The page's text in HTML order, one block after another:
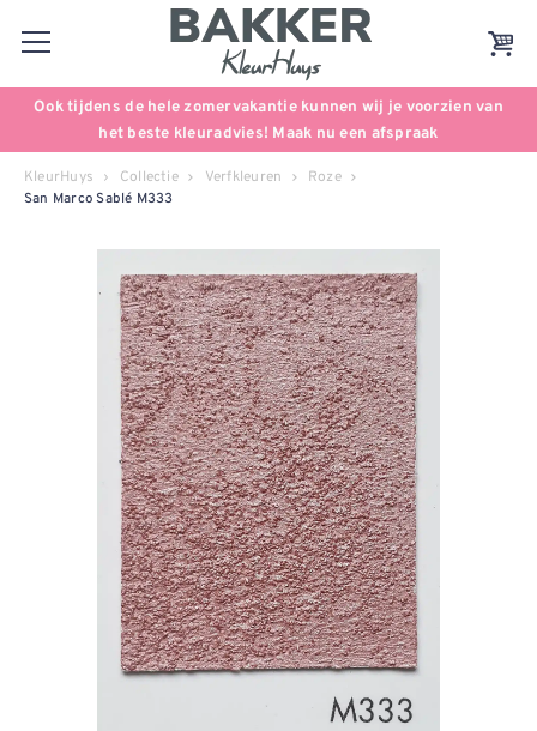
Ook tijdens de hele zomervakantie kunnen wij je voorzien van
het beste kleuradvies! Maak nu een afspraak
KleurHuys Collectie Verfkleuren Roze
San Marco Sablé M333